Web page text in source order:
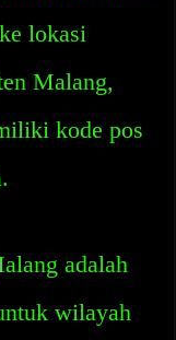
lokasi
Malang,
kode pos
adalah
wilayah